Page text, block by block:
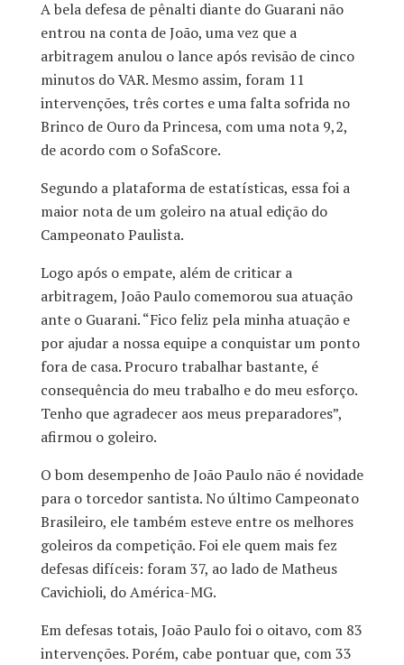
A bela defesa de pênalti diante do Guarani não
entrou na conta de João, uma vez que a
arbitragem anulou o lance após revisão de cinco
minutos do VAR. Mesmo assim, foram 11
intervenções, três cortes e uma falta sofrida no
Brinco de Ouro da Princesa, com uma nota 9,2,
de acordo com o SofaScore.
Segundo a plataforma de estatísticas, essa foi a
maior nota de um goleiro na atual edição do
Campeonato Paulista.
Logo após o empate, além de criticar a
arbitragem, João Paulo comemorou sua atuação
ante o Guarani. “Fico feliz pela minha atuação e
por ajudar a nossa equipe a conquistar um ponto
fora de casa. Procuro trabalhar bastante, é
consequência do meu trabalho e do meu esforço.
Tenho que agradecer aos meus preparadores”,
afirmou o goleiro.
O bom desempenho de João Paulo não é novidade
para o torcedor santista. No último Campeonato
Brasileiro, ele também esteve entre os melhores
goleiros da competição. Foi ele quem mais fez
defesas difíceis: foram 37, ao lado de Matheus
Cavichioli, do América-MG.
Em defesas totais, João Paulo foi o oitavo, com 83
intervenções. Porém, cabe pontuar que, com 33